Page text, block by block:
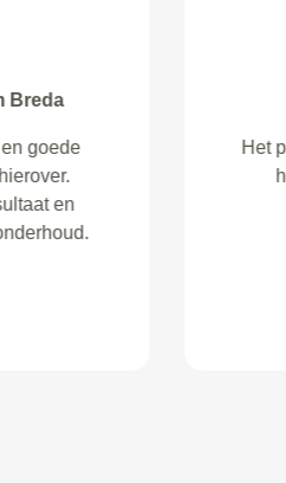
Van A tm Z geweldige service.